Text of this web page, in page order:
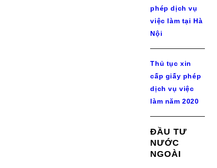
phép dịch vụ
việc làm tại Hà
Nội
Thủ tục xin
cấp giấy phép
dịch vụ việc
làm năm 2020
ĐẦU TƯ
NƯỚC
NGOÀI